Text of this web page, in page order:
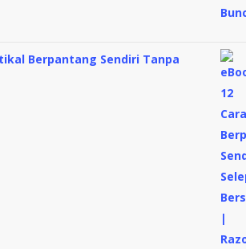
Berpantang Sendiri Tanpa